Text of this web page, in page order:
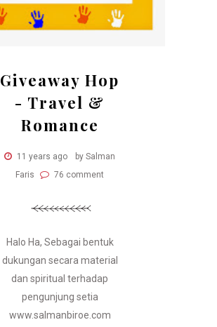
Giveaway Hop
- Travel &
Romance
11 years ago
by Salman
Faris
76 comment
Halo Ha, Sebagai bentuk
dukungan secara material
dan spiritual terhadap
pengunjung setia
www.salmanbiroe.com